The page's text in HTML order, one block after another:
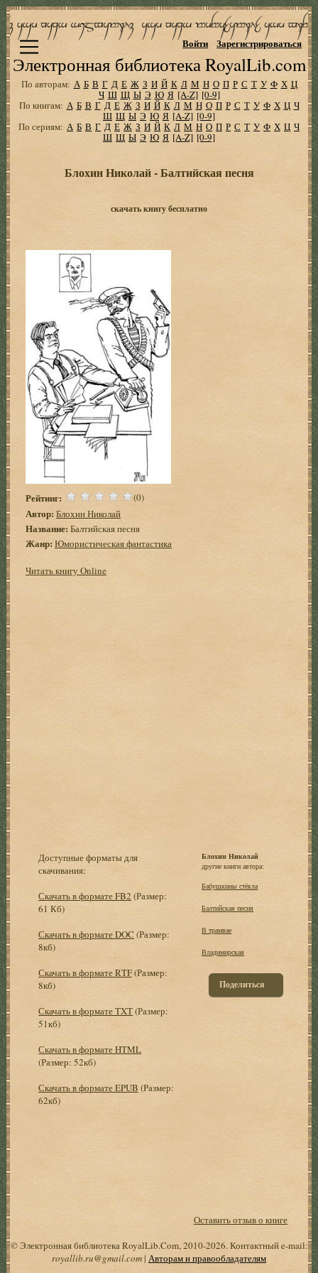
Электронная библиотека RoyalLib.com
Войти Зарегистрироваться
По авторам: А Б В Г Д Е Ж З И Й К Л М Н О П Р С Т У Ф Х Ц
Ч Ш Щ Ы Э Ю Я [A-Z] [0-9]
По книгам: А Б В Г Д Е Ж З И Й К Л М Н О П Р С Т У Ф Х Ц Ч
Ш Щ Ы Э Ю Я [A-Z] [0-9]
По сериям: А Б В Г Д Е Ж З И Й К Л М Н О П Р С Т У Ф Х Ц Ч
Ш Щ Ы Э Ю Я [A-Z] [0-9]
Блохин Николай - Балтийская песня
скачать книгу бесплатно
Рейтинг: (0)
Автор: Блохин Николай
Название: Балтийская песня
Жанр: Юмористическая фантастика
Читать книгу Online
Доступные форматы для
скачивания:
Скачать в формате FB2 (Размер:
61 Кб)
Скачать в формате DOC (Размер:
8кб)
Скачать в формате RTF(Размер:
8кб)
Скачать в формате TXT(Размер:
51кб)
Скачать в формате HTML
(Размер: 52кб)
Скачать в формате EPUB (Размер:
62кб)
Блохин Николай
другие книги автора:
Бабушкины стёкла
Балтийская песня
В трамвае
Владимирская
Поделиться
Оставить отзыв о книге
© Электронная библиотека RoyalLib.Com, 2010-2026. Контактный e-mail:
royallib.ru@gmail.com| Авторам и правообладателям